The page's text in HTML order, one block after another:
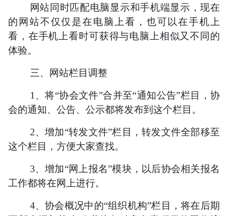
网站同时匹配电脑显示和手机端显示，现在
的网站不仅仅是在电脑上看，也可以在手机上
看，在手机上看时可获得与电脑上相似又不同的
体验。
三、网站栏目调整
1、将“协会文件”合并至“通知公告”栏目，协
会的通知、公告、公示都将发布到这个栏目。
2、增加“转发文件”栏目，转发文件全部移至
这个栏目，方便大家查找。
3、增加“网上报名”模块，以后协会相关报名
工作都将在网上进行。
4、协会概况中的“组织机构”栏目，将在后期